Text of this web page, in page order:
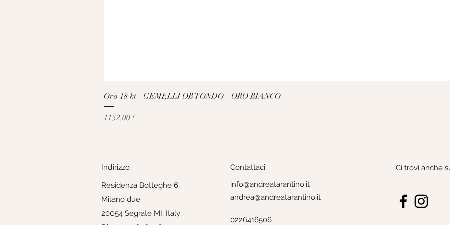
Oro 18 kt - GEMELLI OB TONDO - ORO BIANCO
Prezzo
1152,00 €
Indirizzo
Residenza Botteghe 6,
Milano due
20054 Segrate MI, Italy
Contattaci
info@andreatarantino.it
andrea@andreatarantino.it
0226416506
Ci trovi anche